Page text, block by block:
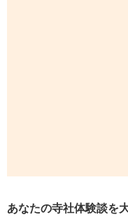
あなたの寺社体験談を